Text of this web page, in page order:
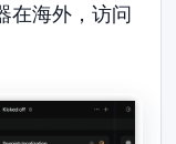
在海外，访问